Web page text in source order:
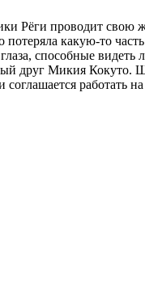
проводит свою
какую-то
способные
друг Микия Кокуто.
работать